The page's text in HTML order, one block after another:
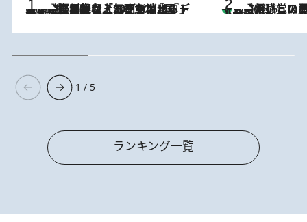
2026.8.5
【なぜ吉沢亮は「気配を消せる」のか？】興行収入208億の『国宝』を経て挑むミュージカル『ディア・エヴァン・ハンセン』。トップ俳優が舞台上でさらけ出した“孤独”とは 2026.8.6
【三重県】この夏絶対食べたい 冷やしておいしいおやつ3選 お餅×
1 / 5
ランキング一覧